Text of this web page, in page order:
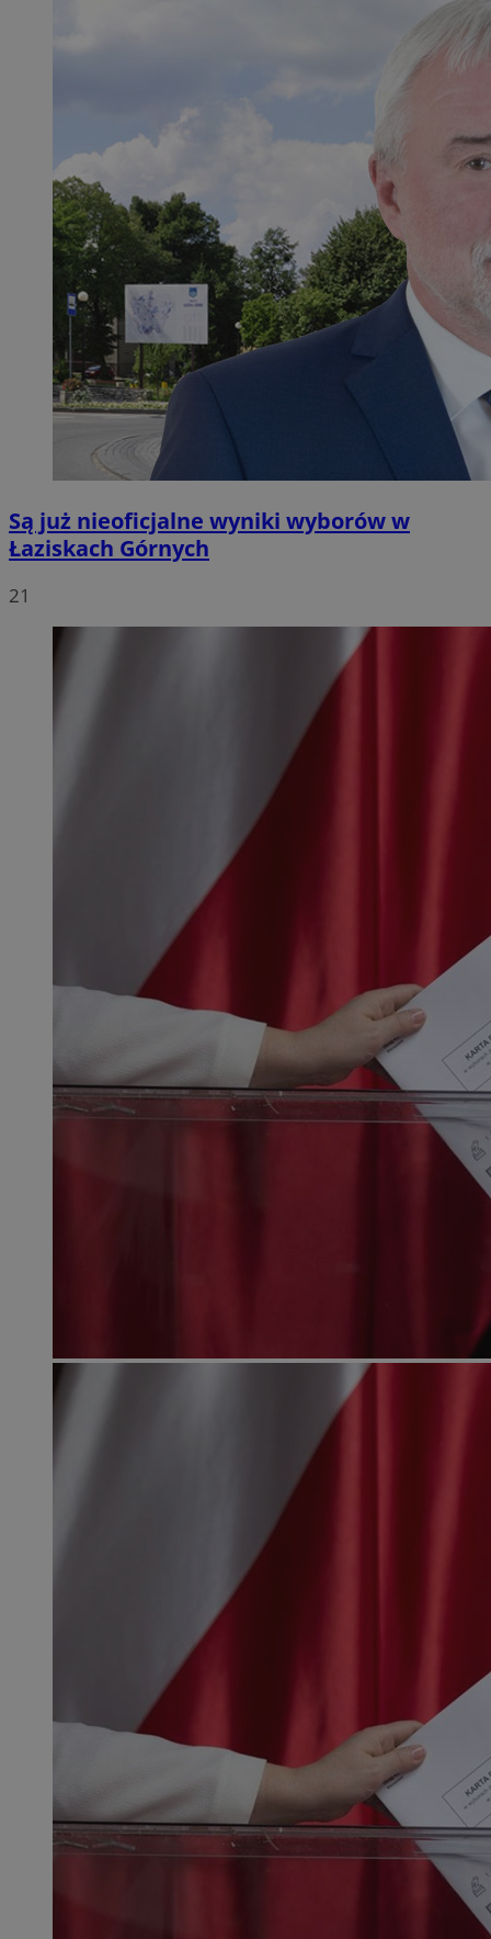
Są już nieoficjalne wyniki wyborów w
Łaziskach Górnych
21